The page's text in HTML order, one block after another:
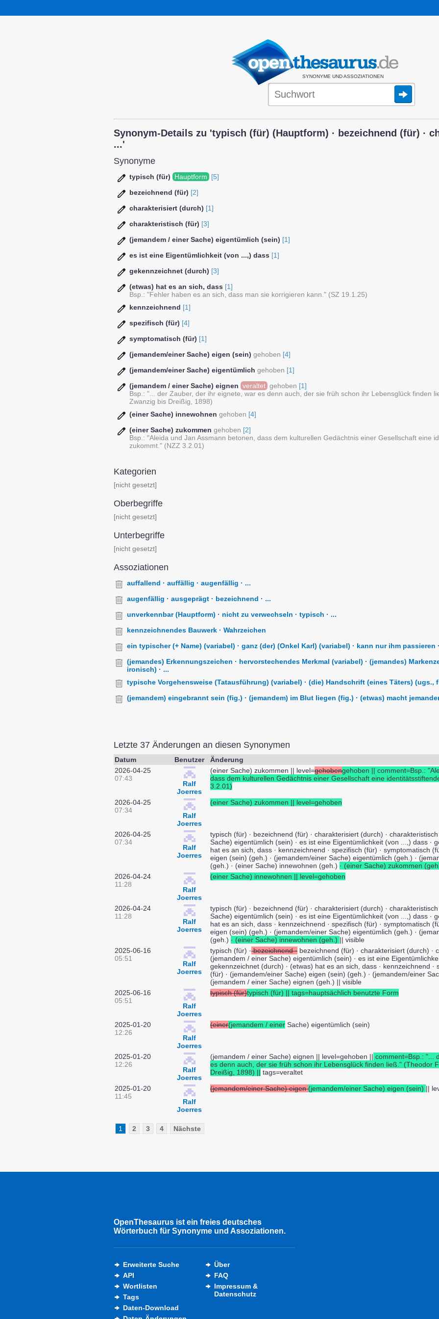
SYNONYME UND ASSOZIATIONEN
Synonym-Details zu 'typisch (für) (Hauptform) · bezeichnend (für) ·
...'
Synonyme
typisch (für) Hauptform
[5]
bezeichnend (für) [2]
charakterisiert (durch) [1]
charakteristisch (für) [3]
(jemandem / einer Sache) eigentümlich (sein) [1]
es ist eine Eigentümlichkeit (von ...,) dass [1]
gekennzeichnet (durch) [3]
(etwas) hat es an sich, dass [1]
Bsp.: "Fehler haben es an sich, dass man sie korrigieren kann." (SZ 19.1.25)
kennzeichnend [1]
spezifisch (für) [4]
symptomatisch (für) [1]
(jemandem/einer Sache) eigen (sein) gehoben [4]
(jemandem/einer Sache) eigentümlich gehoben [1]
(jemandem / einer Sache) eignen veraltet gehoben [1]
Bsp.: "... der Zauber, der ihr eignete, war es denn auch, der sie früh schon ihr Lebensglück finden
Zwanzig bis Dreißig, 1898)
(einer Sache) innewohnen gehoben [4]
(einer Sache) zukommen gehoben [2]
Bsp.: "Aleida und Jan Assmann betonen, dass dem kulturellen Gedächtnis einer Gesellschaft eine
zukommt." (NZZ 3.2.01)
Kategorien
[nicht gesetzt]
Oberbegriffe
[nicht gesetzt]
Unterbegriffe
[nicht gesetzt]
Assoziationen
auffallend · auffällig · augenfällig · ...
augenfällig · ausgeprägt · bezeichnend · ...
unverkennbar (Hauptform) · nicht zu verwechseln · typisch · ...
kennzeichnendes Bauwerk · Wahrzeichen
ein typischer (+ Name) (variabel) · ganz (der) (Onkel Karl) (variabel) · kann nur ihm passieren
(jemandes) Erkennungszeichen · hervorstechendes Merkmal (variabel) · (jemandes)
ironisch) · ...
typische Vorgehensweise (Tatausführung) (variabel) · (die) Handschrift (eines Täters) (ugs.,
(jemandem) eingebrannt sein (fig.) · (jemandem) im Blut liegen (fig.) · (etwas) macht
Letzte 37 Änderungen an diesen Synonymen
Datum Benutzer
Änderung
2026-04-25
07:43
Ralf
Joerres
(einer Sache) zukommen || level=gehobengehoben || comment=Bsp.:
dass dem kulturellen Gedächtnis einer Gesellschaft eine
3.2.01)
2026-04-25
07:34
Ralf
Joerres
(einer Sache) zukommen || level=gehoben
2026-04-25
07:34
Ralf
Joerres
typisch (für) · bezeichnend (für) · charakterisiert (durch) ·
Sache) eigentümlich (sein) · es ist eine Eigentümlichkeit (von ...,) dass ·
hat es an sich, dass · kennzeichnend · spezifisch (für) · symptomatisch
eigen (sein) (geh.) · (jemandem/einer Sache) eigentümlich (geh.) ·
(geh.) · (einer Sache) innewohnen (geh.) · (einer Sache) zukommen
2026-04-24
11:28
Ralf
Joerres
(einer Sache) innewohnen || level=gehoben
2026-04-24
11:28
Ralf
Joerres
typisch (für) · bezeichnend (für) · charakterisiert (durch) ·
Sache) eigentümlich (sein) · es ist eine Eigentümlichkeit (von ...,) dass ·
hat es an sich, dass · kennzeichnend · spezifisch (für) · symptomatisch
eigen (sein) (geh.) · (jemandem/einer Sache) eigentümlich (geh.) ·
(geh.) · (einer Sache) innewohnen (geh.) || visible
2025-06-16
05:51
Ralf
Joerres
typisch (für) ·bezeichnend · bezeichnend (für) · charakterisiert (durch) ·
(jemandem / einer Sache) eigentümlich (sein) · es ist eine
gekennzeichnet (durch) · (etwas) hat es an sich, dass · kennzeichnend ·
(für) · (jemandem/einer Sache) eigen (sein) (geh.) · (jemandem/einer
(jemandem / einer Sache) eignen (geh.) || visible
2025-06-16
05:51
Ralf
Joerres
typisch (für)typisch (für) || tags=hauptsächlich benutzte Form
2025-01-20
12:26
Ralf
Joerres
(einer(jemandem / einer Sache) eigentümlich (sein)
2025-01-20
12:26
Ralf
Joerres
(jemandem / einer Sache) eignen || level=gehoben || comment=Bsp.: "...
es denn auch, der sie früh schon ihr Lebensglück finden ließ." (Theodor
Dreißig, 1898) || tags=veraltet
2025-01-20
11:45
Ralf
Joerres
(jemandem/einer Sache) eigen(jemandem/einer Sache) eigen (sein) ||
1 2 3 4 Nächste
OpenThesaurus ist ein freies deutsches
Wörterbuch für Synonyme und Assoziationen.
Erweiterte Suche
API
Wortlisten
Tags
Daten-Download
Über
FAQ
Impressum &
Datenschutz